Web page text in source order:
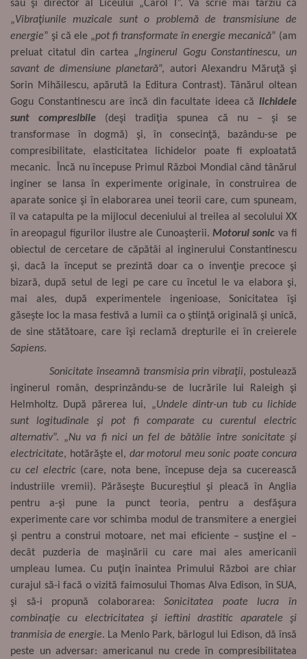
său şi director al Liceului „Carol I”. Va scrie mai târziu că
„Vibraţiunile muzicale sunt o problemă de transmisiune de
energie” şi că ele „pot fi transformate în energie mecanică” (am
preluat citatul din cartea „Inginerul Gogu Constantinescu, un
savant de dimensiune planetară”, autori Alexandru Măruţă şi
Sorin Mihăilescu, apărută la Editura Contrast). Tânărul oltean
Gogu Constantinescu are încă din facultate ideea că lichidele
sunt compresibile (deşi tradiţia spunea că nu – şi se
transformase în dogmă) şi, în consecinţă, bazându-se pe
compresibilitate, elasticitatea lichidelor poate fi exploatată
mecanic. Încă nu începuse Primul Război Mondial când tânărul
inginer se lansa în experimente originale, în construirea de
aparate sonice şi în elaborarea unei teorii care, cum spuneam,
îl va catapulta pe la mijlocul deceniului al treilea al secolului XX
în areopagul figurilor ilustre ale Cunoaşterii. Motorul sonic va fi
obiectul de cercetare de căpătâi al inginerului Constantinescu
şi, dacă la început se prezintă doar ca o invenţie precoce şi
bizară, după setul de legi pe care cu încetul le va elabora şi,
mai ales, după experimentele ingenioase, Sonicitatea îşi
găseşte loc la masa festivă a lumii ca o ştiinţă originală şi unică,
de sine stătătoare, care îşi reclamă drepturile eiîn creierele
Sapiens.
Sonicitate înseamnă transmisia prin vibraţii, postulează
inginerul român, desprinzându-se de lucrările lui Raleigh şi
Helmholtz. După părerea lui, „Undele dintr-un tub cu lichide
sunt logitudinale şi pot fi comparate cu curentul electric
alternativ”. „Nu va fi nici un fel de bătălie între sonicitate şi
electricitate, hotărăşte el, dar motorul meu sonic poate concura
cu cel electric(care, nota bene, începuse deja sa cucerească
industriile vremii). Părăseşte Bucureştiul şi pleacă în Anglia
pentru a-şi pune la punct teoria, pentru a desfăşura
experimente care vor schimba modul de transmitere a energiei
şi pentru a construi motoare, net mai eficiente – susţine el –
decât puzderia de maşinării cu care mai ales americanii
umpleau lumea. Cu puţin înaintea Primului Război are chiar
curajul să-i facă o vizită faimosului Thomas Alva Edison, în SUA,
şi să-i propună colaborarea:Sonicitatea poate lucra în
combinaţie cu electricitatea şi ieftini drastitic aparatele şi
tranmisia de energie. La Menlo Park, bârlogul lui Edison, dă însă
peste un adversar: americanul nu crede în compresibilitatea